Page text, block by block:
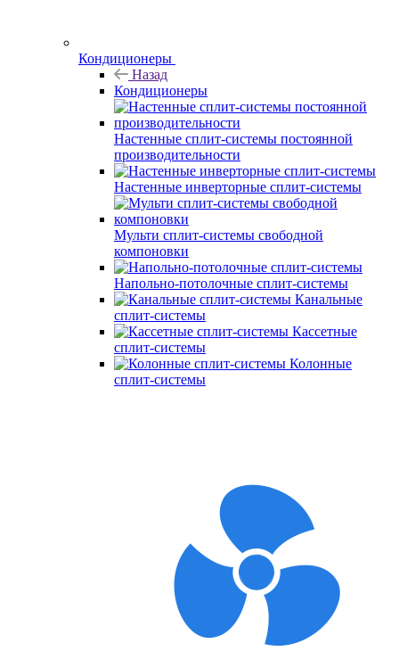
Кондиционеры
Назад
Кондиционеры
Настенные сплит-системы постоянной
производительности
Настенные инверторные сплит-системы
Мульти сплит-системы свободной
компоновки
Напольно-потолочные сплит-системы
Канальные
сплит-системы
Кассетные
сплит-системы
Колонные
сплит-системы